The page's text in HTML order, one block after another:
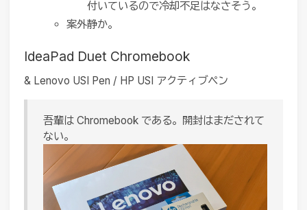
付いているので冷却不足はなさそう。
案外静か。
IdeaPad Duet Chromebook
& Lenovo USI Pen / HP USI アクティブペン
吾輩は Chromebook である。開封はまだされて
ない。